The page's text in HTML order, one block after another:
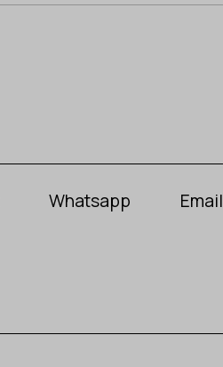
Whatsapp Email